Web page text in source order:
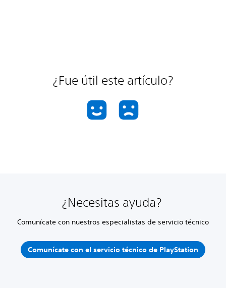
¿Fue útil este artículo?
¿Necesitas ayuda?
Comunícate con nuestros especialistas de servicio técnico
Comunícate con el servicio técnico de PlayStation